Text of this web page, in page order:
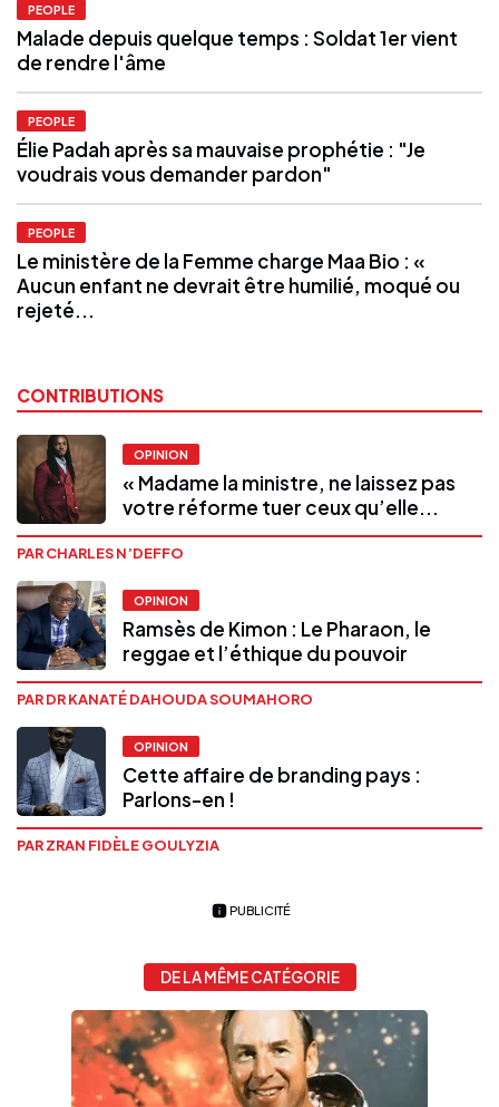
PEOPLE
Malade depuis quelque temps : Soldat 1er vient
de rendre l'âme
PEOPLE
Élie Padah après sa mauvaise prophétie : "Je
voudrais vous demander pardon"
PEOPLE
Le ministère de la Femme charge Maa Bio : «
Aucun enfant ne devrait être humilié, moqué ou
rejeté...
CONTRIBUTIONS
OPINION
« Madame la ministre, ne laissez pas
votre réforme tuer ceux qu’elle...
PAR CHARLES N’DEFFO
OPINION
Ramsès de Kimon : Le Pharaon, le
reggae et l’éthique du pouvoir
PAR DR KANATÉ DAHOUDA SOUMAHORO
OPINION
Cette affaire de branding pays :
Parlons-en !
PAR ZRAN FIDÈLE GOULYZIA
PUBLICITÉ
DE LA MÊME CATÉGORIE